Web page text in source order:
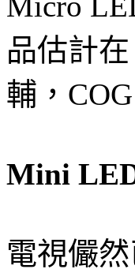
品估計
輔，
Mini
電視儼